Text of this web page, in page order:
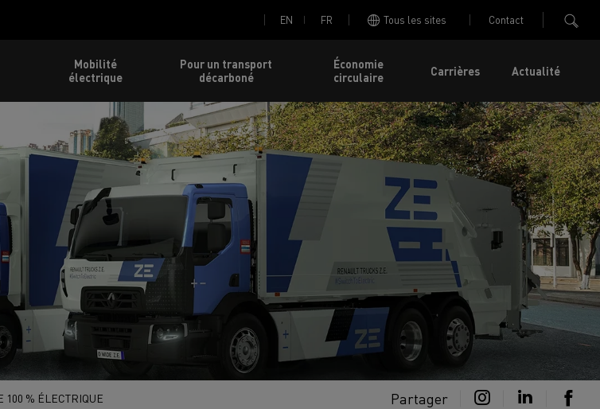
EN FR Tous les sites Contact
Mobilité
électrique
Pour un transport
décarboné
Économie
circulaire
Carrières Actualité
100 % ÉLECTRIQUE Partager